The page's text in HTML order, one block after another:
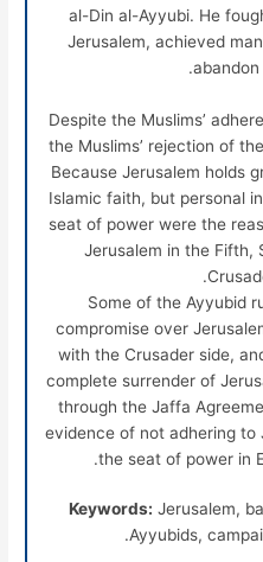
al-Din al-Ayyubi. He
Jerusalem, achieved
abandon
Despite the Muslims’
the Muslims’ rejection of
Because Jerusalem holds
Islamic faith, but personal
seat of power were the
Jerusalem in the Fifth,
Some of the Ayyubid
compromise over
with the Crusader side,
complete surrender of
through the Jaffa
evidence of not adhering to
the seat of power in
Keywords: Jerusalem,
Ayyubids,